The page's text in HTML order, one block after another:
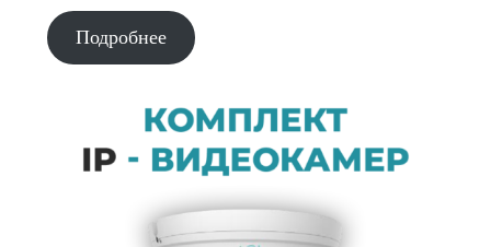
Подробнее